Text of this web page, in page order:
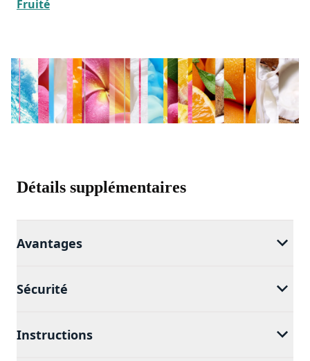
Fruité
Détails supplémentaires
Avantages
Sécurité
Instructions